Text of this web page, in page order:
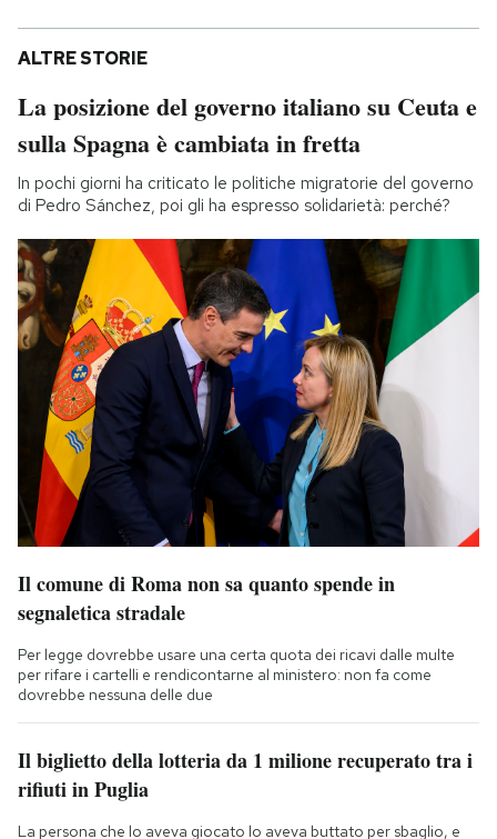
ALTRE STORIE
La posizione del governo italiano su Ceuta e
sulla Spagna è cambiata in fretta
In pochi giorni ha criticato le politiche migratorie del governo
di Pedro Sánchez, poi gli ha espresso solidarietà: perché?
Il comune di Roma non sa quanto spende in
segnaletica stradale
Per legge dovrebbe usare una certa quota dei ricavi dalle multe
per rifare i cartelli e rendicontarne al ministero: non fa come
dovrebbe nessuna delle due
Il biglietto della lotteria da 1 milione recuperato tra i
rifiuti in Puglia
La persona che lo aveva giocato lo aveva buttato per sbaglio, e